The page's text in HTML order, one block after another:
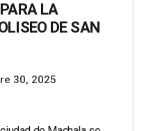
LA
DE SAN
30, 2025